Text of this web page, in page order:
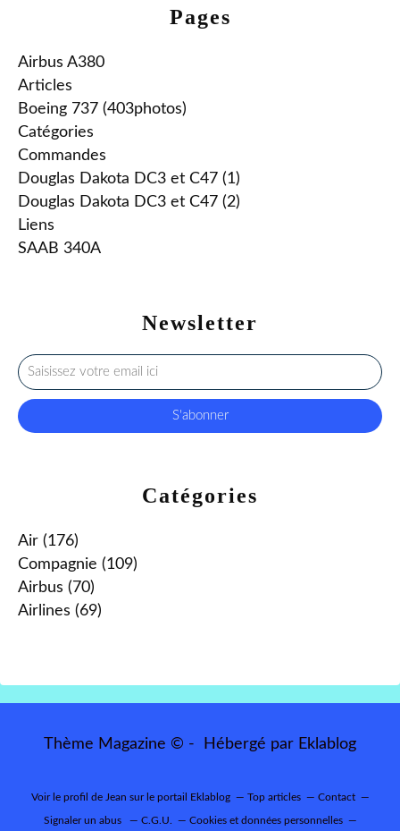
Newsletter
Catégories
Air (176)
Compagnie (109)
Airbus (70)
Airlines (69)
Pages
Airbus A380
Articles
Boeing 737 (403photos)
Catégories
Commandes
Douglas Dakota DC3 et C47 (1)
Douglas Dakota DC3 et C47 (2)
Liens
SAAB 340A
Thème Magazine © - Hébergé par Eklablog
Voir le profil de Jean sur le portail Eklablog Top articles Contact
Signaler un abus C.G.U. Cookies et données personnelles